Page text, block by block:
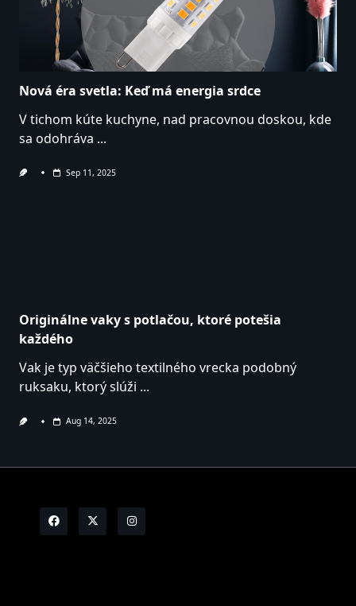
Nová éra svetla: Keď má energia srdce
V tichom kúte kuchyne, nad pracovnou doskou, kde
sa odohráva ...
Sep 11, 2025
Originálne vaky s potlačou, ktoré potešia
každého
Vak je typ väčšieho textilného vrecka podobný
ruksaku, ktorý slúži ...
Aug 14, 2025